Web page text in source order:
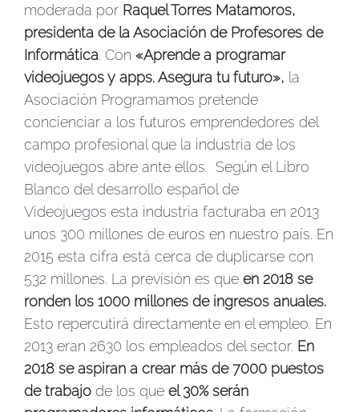
moderada por Raquel Torres Matamoros,
presidenta de la Asociación de Profesores de
Informática. Con «Aprende a programar
videojuegos y apps. Asegura tu futuro», la
Asociación Programamos pretende
concienciar a los futuros emprendedores del
campo profesional que la industria de los
videojuegos abre ante ellos. Según el Libro
Blanco del desarrollo español de
Videojuegos esta industria facturaba en 2013
unos 300 millones de euros en nuestro país. En
2015 esta cifra está cerca de duplicarse con
532 millones. La previsión es que en 2018 se
ronden los 1000 millones de ingresos anuales.
Esto repercutirá directamente en el empleo. En
2013 eran 2630 los empleados del sector. En
2018 se aspiran a crear más de 7000 puestos
de trabajo de los que el 30% serán